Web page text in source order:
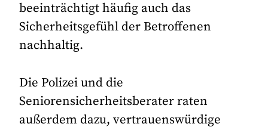
beeinträchtigt häufig auch das
Sicherheitsgefühl der Betroffenen
nachhaltig.
Die Polizei und die
Seniorensicherheitsberater raten
außerdem dazu, vertrauenswürdige